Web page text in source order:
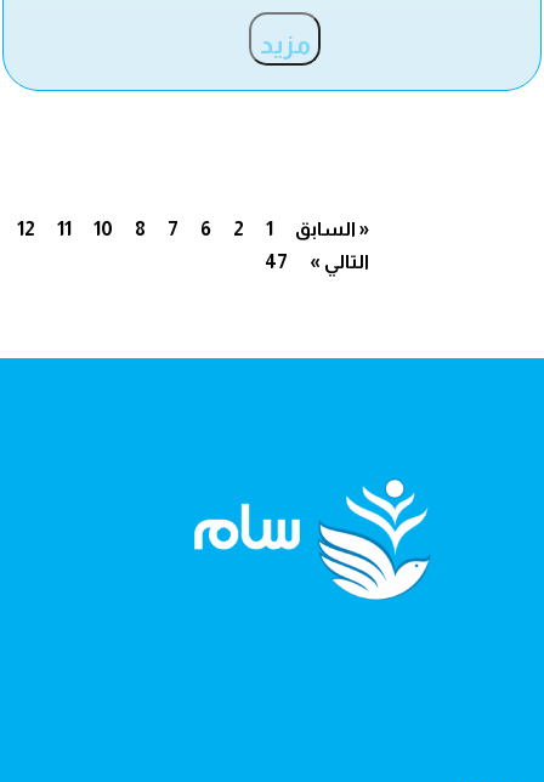
مزيد
« السابق 1
2
6
7
8
10
11
12
47
التالي »